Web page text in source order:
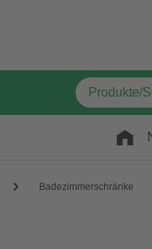
Badezimmerschränke